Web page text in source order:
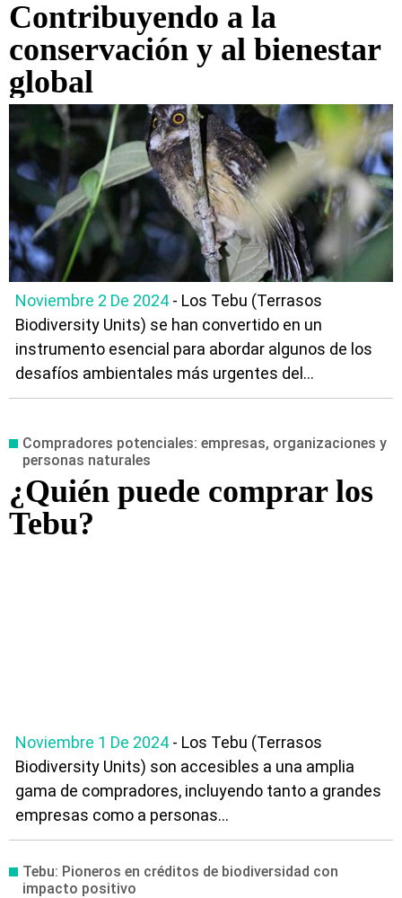
Contribuyendo a la
conservación y al bienestar
global
Noviembre 2 De 2024 - Los Tebu (Terrasos
Biodiversity Units) se han convertido en un
instrumento esencial para abordar algunos de los
desafíos ambientales más urgentes del...
Compradores potenciales: empresas, organizaciones y
personas naturales
¿Quién puede comprar los
Tebu?
Noviembre 1 De 2024 - Los Tebu (Terrasos
Biodiversity Units) son accesibles a una amplia
gama de compradores, incluyendo tanto a grandes
empresas como a personas...
Tebu: Pioneros en créditos de biodiversidad con
impacto positivo